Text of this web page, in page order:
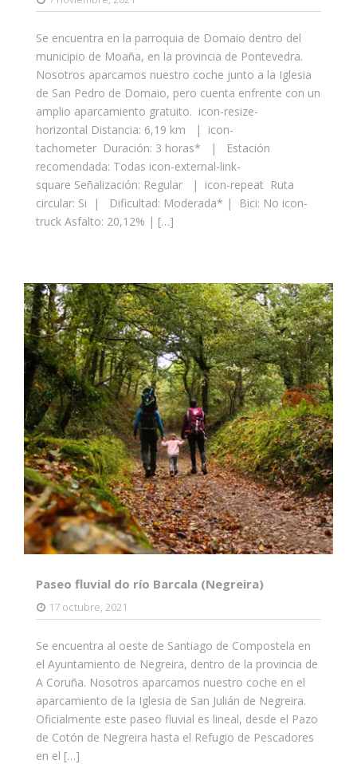
Se encuentra en la parroquia de Domaio dentro del
municipio de Moaña, en la provincia de Pontevedra.
Nosotros aparcamos nuestro coche junto a la Iglesia
de San Pedro de Domaio, pero cuenta enfrente con un
amplio aparcamiento gratuito. icon-resize-
horizontal Distancia: 6,19 km | icon-
tachometer Duración: 3 horas* | Estación
recomendada: Todas icon-external-link-
square Señalización: Regular | icon-repeat Ruta
circular: Si | Dificultad: Moderada* | Bici: No icon-
truck Asfalto: 20,12% | […]
Paseo fluvial do río Barcala (Negreira)
17 octubre, 2021
Se encuentra al oeste de Santiago de Compostela en
el Ayuntamiento de Negreira, dentro de la provincia de
A Coruña. Nosotros aparcamos nuestro coche en el
aparcamiento de la Iglesia de San Julián de Negreira.
Oficialmente este paseo fluvial es lineal, desde el Pazo
de Cotón de Negreira hasta el Refugio de Pescadores
en el […]